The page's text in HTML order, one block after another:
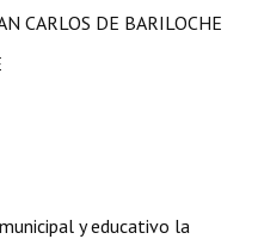
CARLOS DE BARILOCHE
y educativo la